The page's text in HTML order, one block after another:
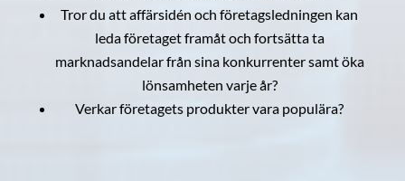
Tror du att affärsidén och företagsledningen kan
leda företaget framåt och fortsätta ta
marknadsandelar från sina konkurrenter samt öka
lönsamheten varje år?
Verkar företagets produkter vara populära?